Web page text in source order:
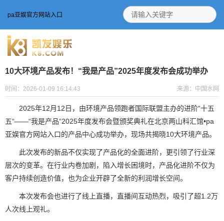
pa亚娱官方网站入口
10大环境产品发布！“我是产品”2025年度发布会成功举办
时间：2026-01-09 16:14:43 来源：中国水网
2025年12月12日，由环境产品领跑者国际联盟主办的进阶“十五
五“——“我是产品“2025年度发布会暨颁奖典礼在北京两山科汇馆•pa
亚娱官方网站入口的产品中心成功举办，现场共揭晓10大环境产品。
此次发布的新品不仅实现了产品化的全面进阶，更引领了行业深
层次的变革。在行业内卷加剧，陷入增长困境时，产品化进阶不仅为
客户持续创造价值，也为企业开辟了全新的利润增长空间。
本次发布会也进行了线上直播，直播间互动热烈，吸引了超1.2万
人次线上观礼。